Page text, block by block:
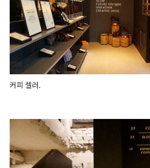
커피 셀러.